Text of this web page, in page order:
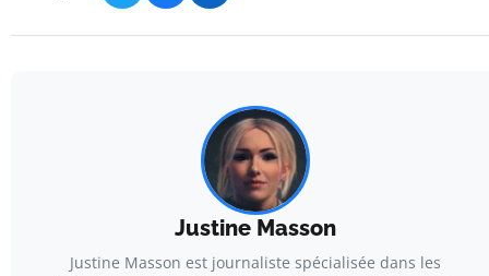
Justine Masson
Justine Masson est journaliste spécialisée dans les